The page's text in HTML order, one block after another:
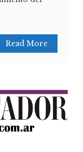
Read More